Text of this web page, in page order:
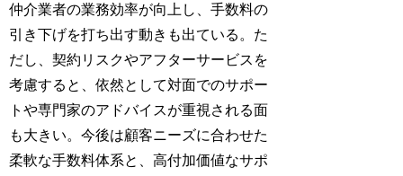
仲介業者の業務効率が向上し、手数料の
引き下げを打ち出す動きも出ている。た
だし、契約リスクやアフターサービスを
考慮すると、依然として対面でのサポー
トや専門家のアドバイスが重視される面
も大きい。今後は顧客ニーズに合わせた
柔軟な手数料体系と、高付加価値なサポ